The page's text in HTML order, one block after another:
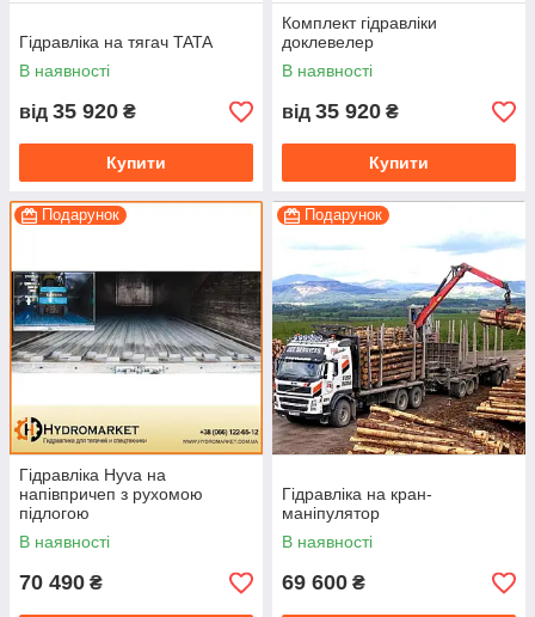
Гідравліка на тягач TATA
В наявності
від 35 920 ₴
Купити
Комплект гідравліки
доклевелер
В наявності
від 35 920 ₴
Купити
Подарунок
Гідравліка Hyva на
напівпричеп з рухомою
підлогою
В наявності
70 490 ₴
Подарунок
Гідравліка на кран-
маніпулятор
В наявності
69 600 ₴